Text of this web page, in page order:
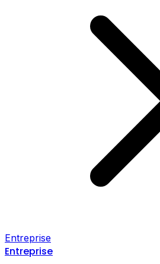
Entreprise
Entreprise